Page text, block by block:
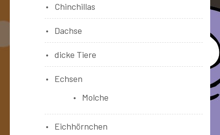
Chinchillas
Dachse
dicke Tiere
Echsen
Molche
Eichhörnchen